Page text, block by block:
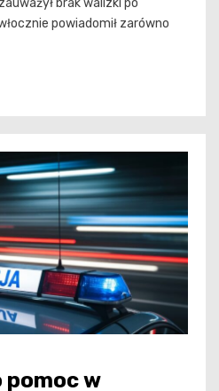
brak walizki po
powiadomił zarówno
pomoc w